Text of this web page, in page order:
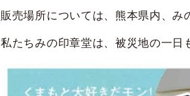
販売場所については、熊本県内、
私たちみの印章堂は、被災地の一